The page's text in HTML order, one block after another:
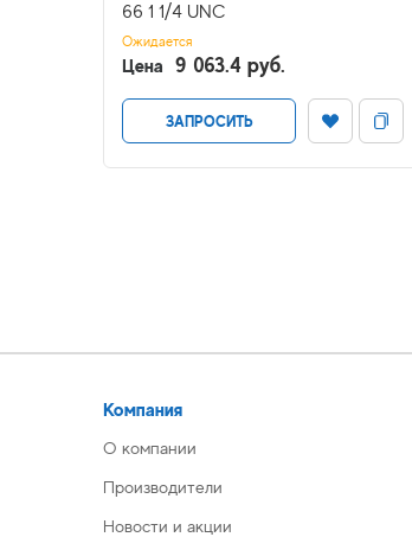
66 1 1/4 UNC
Ожидается
Цена 9 063.4 руб.
ЗАПРОСИТЬ
Компания
О компании
Производители
Новости и акции